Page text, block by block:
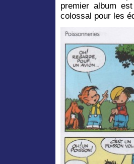
premier album
colossal pour les